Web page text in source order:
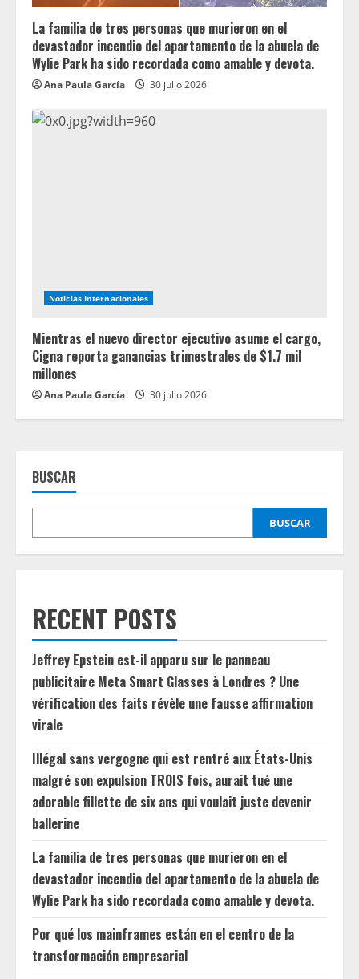
La familia de tres personas que murieron en el
devastador incendio del apartamento de la abuela de
Wylie Park ha sido recordada como amable y devota.
Ana Paula García 30 julio 2026
Noticias Internacionales
Mientras el nuevo director ejecutivo asume el cargo,
Cigna reporta ganancias trimestrales de $1.7 mil
millones
Ana Paula García 30 julio 2026
BUSCAR
BUSCAR
RECENT POSTS
Jeffrey Epstein est-il apparu sur le panneau
publicitaire Meta Smart Glasses à Londres ? Une
vérification des faits révèle une fausse affirmation
virale
Illégal sans vergogne qui est rentré aux États-Unis
malgré son expulsion TROIS fois, aurait tué une
adorable fillette de six ans qui voulait juste devenir
ballerine
La familia de tres personas que murieron en el
devastador incendio del apartamento de la abuela de
Wylie Park ha sido recordada como amable y devota.
Por qué los mainframes están en el centro de la
transformación empresarial